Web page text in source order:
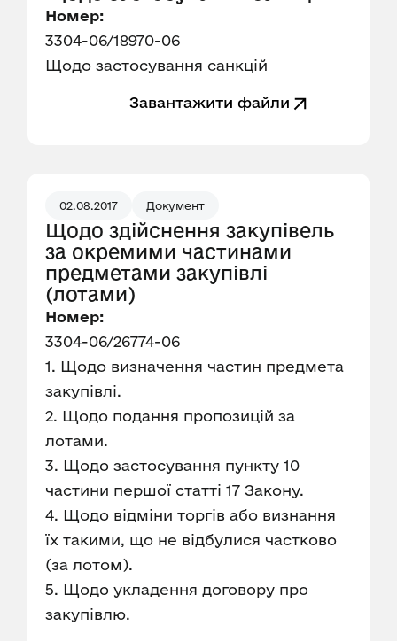
Номер:
3304-06/18970-06
Щодо застосування санкцій
Завантажити файли
02.08.2017 Документ
Щодо здійснення закупівель
за окремими частинами
предметами закупівлі
(лотами)
Номер:
3304-06/26774-06
1. Щодо визначення частин предмета
закупівлі.
2. Щодо подання пропозицій за
лотами.
3. Щодо застосування пункту 10
частини першої статті 17 Закону.
4. Щодо відміни торгів або визнання
їх такими, що не відбулися частково
(за лотом).
5. Щодо укладення договору про
закупівлю.